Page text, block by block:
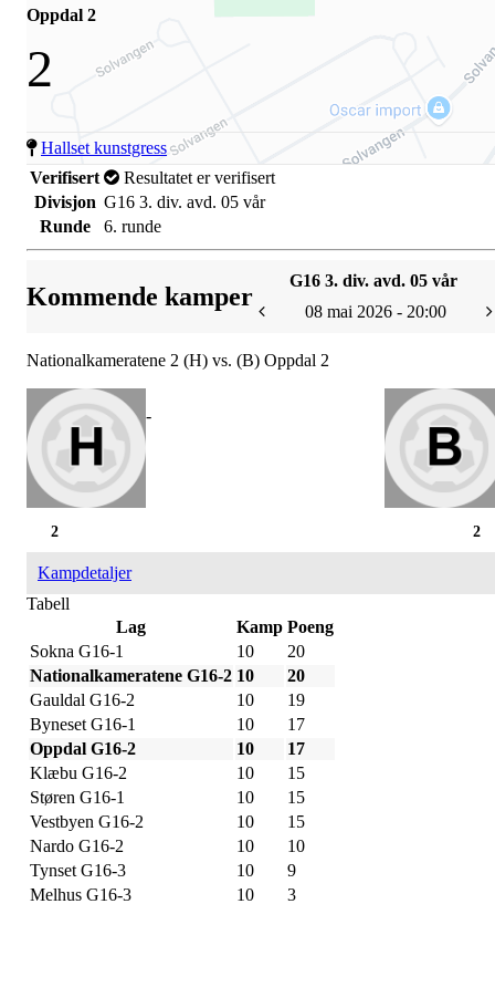
Oppdal 2
2
Hallset kunstgress
Verifisert
Resultatet er verifisert
Divisjon G16 3. div. avd. 05 vår
Runde
6. runde
Kommende kamper
G16 3. div. avd. 05 vår
08 mai 2026 - 20:00
Nationalkameratene 2 (H) vs. (B) Oppdal 2
-
2
2
Kampdetaljer
Tabell
Lag
Kamp Poeng
Sokna G16-1
10
20
Nationalkameratene G16-2 10
20
Gauldal G16-2
10
19
Byneset G16-1
10
17
Oppdal G16-2
10
17
Klæbu G16-2
10
15
Støren G16-1
10
15
Vestbyen G16-2
10
15
Nardo G16-2
10
10
Tynset G16-3
10
9
Melhus G16-3
10 3